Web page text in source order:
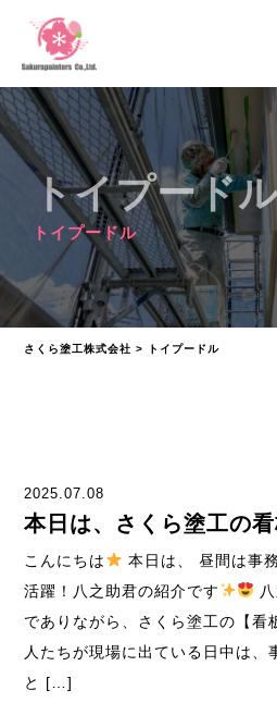
トイプード
トイプードル
さくら塗工株式会社 > トイプードル
2025.07.08
本日は、さくら塗工の
こんにちは
本日は、 昼間は事
活躍！八之助君の紹介です
でありながら、さくら塗工の【看
人たちが現場に出ている日中は、
と […]